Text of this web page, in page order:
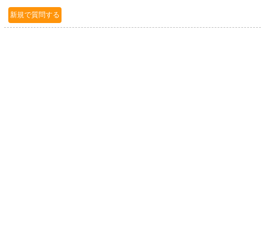
新規で質問する